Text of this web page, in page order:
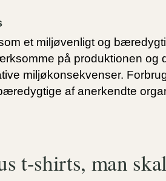
et miljøvenligt og
på produktionen og
miljøkonsekvenser.
af anerkendte
t-shirts, man